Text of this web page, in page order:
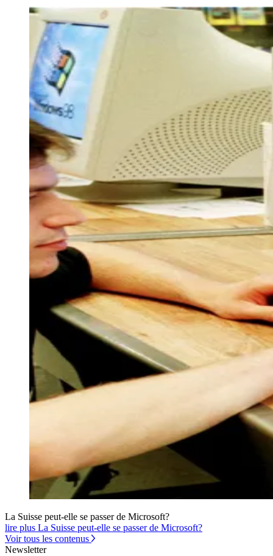
La Suisse peut-elle se passer de Microsoft?
lire plus La Suisse peut-elle se passer de Microsoft?
Voir tous les contenus
Newsletter